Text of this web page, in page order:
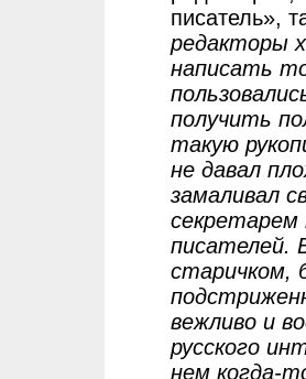
писатель»,
редакторы
написать
получить
такую
не давал
замаливал
секретарем
писателей.
старичком,
вежливо и
русского
нем когда-